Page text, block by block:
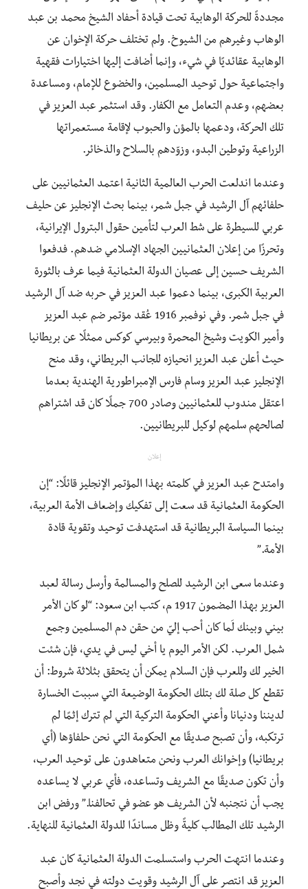
مجددةً للحركة الوهابية تحت قيادة أحفاد الشيخ محمد بن عبد
الوهاب وغيرهم من الشيوخ. ولم تختلف حركة الإخوان عن
الوهابية عقائديًا في شيء، وإنما أضافت إليها اختيارات فقهية
واجتماعية حول توحيد المسلمين، والخضوع للإمام، ومساعدة
بعضهم، وعدم التعامل مع الكفار. وقد استثمر عبد العزيز في
تلك الحركة، ودعمها بالمؤن والحبوب لإقامة مستعمراتها
الزراعية وتوطين البدو، وزوّدهم بالسلاح والذخائر.
وعندما اندلعت الحرب العالمية الثانية اعتمد العثمانيين على
حلفائهم آل الرشيد في جبل شمر، بينما بحث الإنجليز عن حليف
عربي للسيطرة على شط العرب لتأمين حقول البترول الإيرانية،
وتحرزًا من إعلان العثمانيين الجهاد الإسلامي ضدهم. فدفعوا
الشريف حسين إلى عصيان الدولة العثمانية فيما عرف بالثورة
العربية الكبرى، بينما دعموا عبد العزيز في حربه ضد آل الرشيد
في جبل شمر. وفي نوفمبر 1916 عُقد مؤتمر ضم عبد العزيز
وأمير الكويت وشيخ المحمرة وبيرسي كوكس ممثلًا عن بريطانيا
حيث أعلن عبد العزيز انحيازه للجانب البريطاني، وقد منح
الإنجليز عبد العزيز وسام فارس الإمبراطورية الهندية بعدما
اعتقل مندوب للعثمانيين وصادر 700 جملًا كان قد اشتراهم
لصالحهم سلمهم لوكيل للبريطانيين.
إعلان
وامتدح عبد العزيز في كلمته بهذا المؤتمر الإنجليز قائلًا: “إن
الحكومة العثمانية قد سعت إلى تفكيك وإضعاف الأمة العربية،
بينما السياسة البريطانية قد استهدفت توحيد وتقوية قادة
الأمة.”
وعندما سعى ابن الرشيد للصلح والمسالمة وأرسل رسالة لعبد
العزيز بهذا المضمون 1917 م، كتب ابن سعود: “لو كان الأمر
بيني وبينك لَما كان أحب إليّ من حقن دم المسلمين وجمع
شمل العرب. لكن الأمر اليوم يا أخي ليس في يدي، فإن شئت
الخير لك وللعرب فإن السلام يمكن أن يتحقق بثلاثة شروط: أن
تقطع كل صلة لك بتلك الحكومة الوضيعة التي سببت الخسارة
لديننا ودنيانا وأعني الحكومة التركية التي لم تترك إثمًا لم
ترتكبه، وأن تصبح صديقًا مع الحكومة التي نحن حلفاؤها (أي
بريطانيا) وإخوانك العرب ونحن متعاهدون على توحيد العرب،
وأن تكون صديقًا مع الشريف وتساعده، فأي عربي لا يساعده
يجب أن نتجنبه لأن الشريف هو عضو في تحالفنا.” ورفض ابن
الرشيد تلك المطالب كليةً وظل مساندًا للدولة العثمانية للنهاية.
وعندما انتهت الحرب واستسلمت الدولة العثمانية كان عبد
العزيز قد انتصر على آل الرشيد وقويت دولته في نجد وأصبح